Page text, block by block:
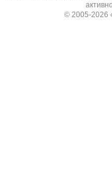
© 2005-2026